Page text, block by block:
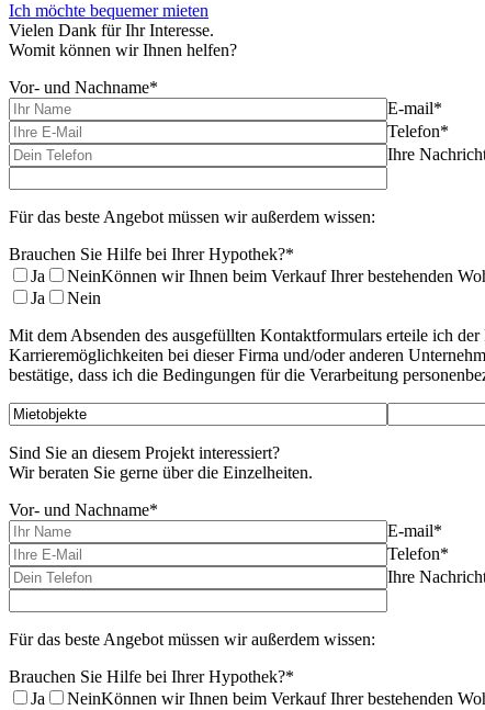
Ich möchte bequemer mieten
Vielen Dank für Ihr Interesse.
Womit können wir Ihnen helfen?
Vor- und Nachname*
E-mail*
Telefon*
Ihre
Für das beste Angebot müssen wir außerdem wissen:
Brauchen Sie Hilfe bei Ihrer Hypothek?*
Ja
NeinKönnen wir Ihnen beim Verkauf Ihrer bestehenden
Ja
Nein
Mit dem Absenden des ausgefüllten Kontaktformulars erteile ich
Karrieremöglichkeiten bei dieser Firma und/oder anderen
bestätige, dass ich die Bedingungen für die Verarbeitung
Sind Sie an diesem Projekt interessiert?
Wir beraten Sie gerne über die Einzelheiten.
Vor- und Nachname*
E-mail*
Telefon*
Ihre
Für das beste Angebot müssen wir außerdem wissen:
Brauchen Sie Hilfe bei Ihrer Hypothek?*
Ja
NeinKönnen wir Ihnen beim Verkauf Ihrer bestehenden